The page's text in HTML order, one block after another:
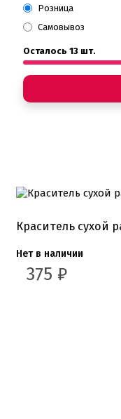
Розница
Самовывоз
Осталось 13 шт.
Краситель сухой
Нет в наличии
375 ₽